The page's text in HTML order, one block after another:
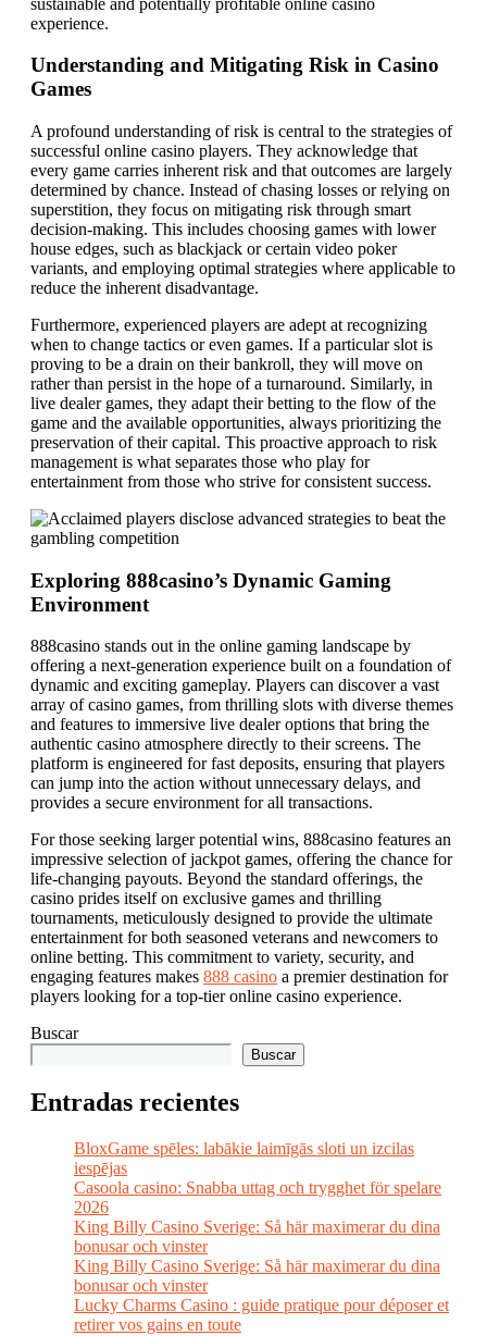
experience.
Understanding and Mitigating Risk in Casino
Games
A profound understanding of risk is central to the strategies of
successful online casino players. They acknowledge that
every game carries inherent risk and that outcomes are largely
determined by chance. Instead of chasing losses or relying on
superstition, they focus on mitigating risk through smart
decision-making. This includes choosing games with lower
house edges, such as blackjack or certain video poker
variants, and employing optimal strategies where applicable to
reduce the inherent disadvantage.
Furthermore, experienced players are adept at recognizing
when to change tactics or even games. If a particular slot is
proving to be a drain on their bankroll, they will move on
rather than persist in the hope of a turnaround. Similarly, in
live dealer games, they adapt their betting to the flow of the
game and the available opportunities, always prioritizing the
preservation of their capital. This proactive approach to risk
management is what separates those who play for
entertainment from those who strive for consistent success.
Exploring 888casino’s Dynamic Gaming
Environment
888casino stands out in the online gaming landscape by
offering a next-generation experience built on a foundation of
dynamic and exciting gameplay. Players can discover a vast
array of casino games, from thrilling slots with diverse themes
and features to immersive live dealer options that bring the
authentic casino atmosphere directly to their screens. The
platform is engineered for fast deposits, ensuring that players
can jump into the action without unnecessary delays, and
provides a secure environment for all transactions.
For those seeking larger potential wins, 888casino features an
impressive selection of jackpot games, offering the chance for
life-changing payouts. Beyond the standard offerings, the
casino prides itself on exclusive games and thrilling
tournaments, meticulously designed to provide the ultimate
entertainment for both seasoned veterans and newcomers to
online betting. This commitment to variety, security, and
engaging features makes 888 casino a premier destination for
players looking for a top-tier online casino experience.
Buscar
Buscar
Entradas recientes
BloxGame spēles: labākie laimīgās sloti un izcilas
iespējas
Casoola casino: Snabba uttag och trygghet för spelare
2026
King Billy Casino Sverige: Så här maximerar du dina
bonusar och vinster
King Billy Casino Sverige: Så här maximerar du dina
bonusar och vinster
Lucky Charms Casino : guide pratique pour déposer et
retirer vos gains en toute